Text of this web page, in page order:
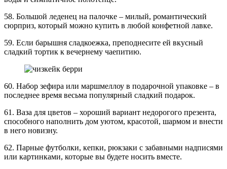
58. Большой леденец на палочке – милый, романтический
сюрприз, который можно купить в любой конфетной лавке.
59. Если барышня сладкоежка, преподнесите ей вкусный
сладкий тортик к вечернему чаепитию.
60. Набор зефира или маршмеллоу в подарочной упаковке – в
последнее время весьма популярный сладкий подарок.
61. Ваза для цветов – хороший вариант недорогого презента,
способного наполнить дом уютом, красотой, шармом и внести
в него новизну.
62. Парные футболки, кепки, рюкзаки с забавными надписями
или картинками, которые вы будете носить вместе.